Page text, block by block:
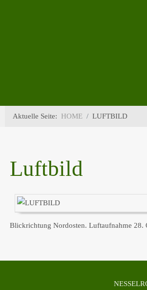
Aktuelle Seite: HOME LUFTBILD
Luftbild
Blickrichtung Nordosten. Luftaufnahme 28.